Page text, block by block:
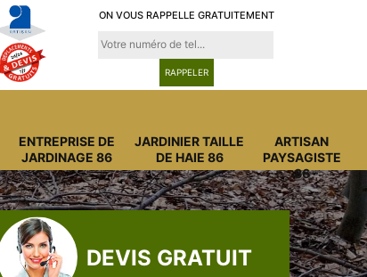
ON VOUS RAPPELLE GRATUITEMENT
ENTREPRISE DE
JARDINAGE 86
JARDINIER TAILLE
DE HAIE 86
ARTISAN
PAYSAGISTE
86
DEVIS GRATUIT